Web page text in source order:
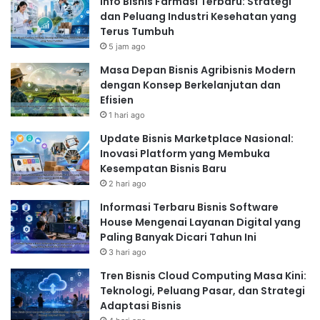
influencer marketing, dan pengembangan game online
akan terus mengalami pertumbuhan yang signifikan.
Menjadi Konten Kreator yang
Sukses:
Spesialisasi niche:Fokus pada satu bidang keahlian
tertentu untuk membangun audiens yang loyal.
Konsistensi dalam konten:
teratur dan berkualitas tinggi.
Interaksi dengan audiens:Membangun komunitas
dan terlibat aktif dengan followers.
Monetisasi konten:
Mengeksplorasi berbagai cara
untuk menghasilkan pendapatan, seperti iklan, afiliasi,
dan sponsor.
Layanan Berbasis
Langganan (Subscription
Model): Tren yang Tak
dan Peluang Industri Kesehatan yang
Terus Tumbuh
5 jam ago
Masa Depan Bisnis Agribisnis Modern
dengan Konsep Berkelanjutan dan
Efisien
1 hari ago
Update Bisnis Marketplace Nasional:
Inovasi Platform yang Membuka
Kesempatan Bisnis Baru
2 hari ago
Informasi Terbaru Bisnis Software
House Mengenai Layanan Digital yang
Paling Banyak Dicari Tahun Ini
3 hari ago
Tren Bisnis Cloud Computing Masa Kini:
Teknologi, Peluang Pasar, dan Strategi
Adaptasi Bisnis